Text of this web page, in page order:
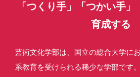
「つくり手」「つかい手
育成する
芸術文化学部は、国立の総合大学に
系教育を受けられる稀少な学部です